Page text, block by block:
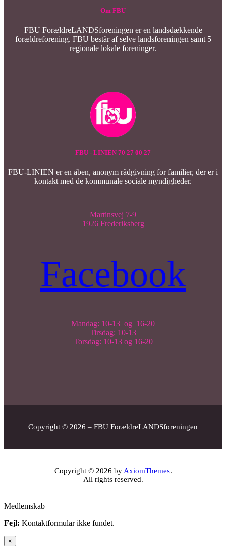
Om FBU
FBU ForældreLANDSforeningen er en landsdækkende
forældreforening. FBU består af selve landsforeningen samt 5
regionale lokale foreninger.
FBU - LINIEN 70 27 00 27
FBU-LINIEN er en åben, anonym rådgivning for familier, der er i
kontakt med de kommunale sociale myndigheder.
Martinsvej 7-9
1926 Frederiksberg
Facebook
Mandag: 10-13 og 16-20
Tirsdag: 10-13
Torsdag: 10-13 og 16-20
Copyright © 2026 – FBU ForældreLANDSforeningen
Copyright © 2026 byAxiomThemes.
All rights reserved.
Medlemskab
Fejl: Kontaktformular ikke fundet.
×